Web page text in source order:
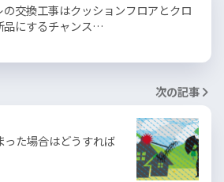
の交換工事はクッションフロアとクロ
品にするチャンス…
次の記事
った場合はどうすれば